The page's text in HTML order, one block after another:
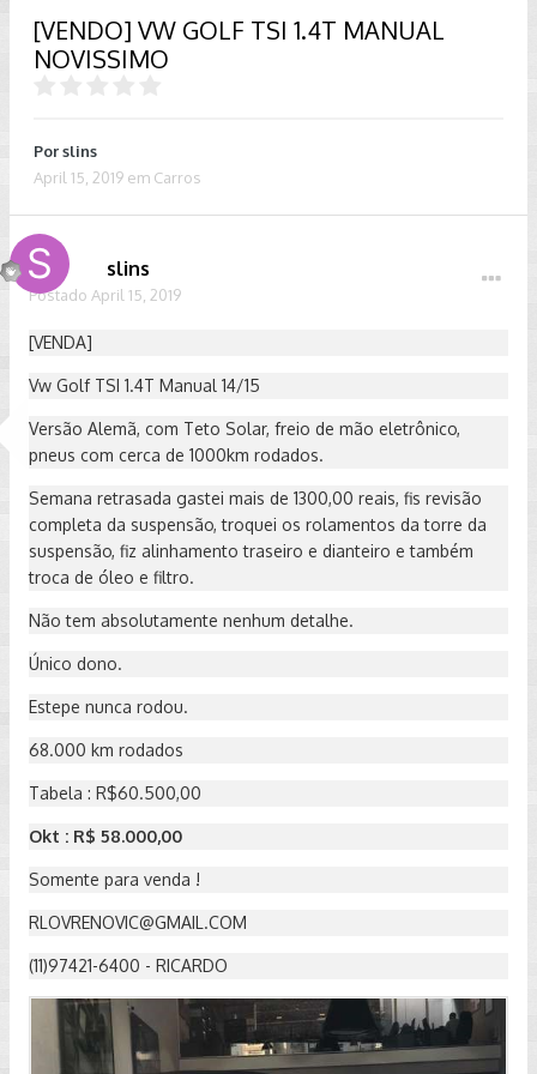
[VENDO] VW GOLF TSI 1.4T MANUAL
NOVISSIMO
Porslins
April 15, 2019 em Carros
slins
Postado April 15, 2019
[VENDA]
Vw Golf TSI 1.4T Manual 14/15
Versão Alemã, com Teto Solar, freio de mão eletrônico,
pneus com cerca de 1000km rodados.
Semana retrasada gastei mais de 1300,00 reais, fis revisão
completa da suspensão, troquei os rolamentos da torre da
suspensão, fiz alinhamento traseiro e dianteiro e também
troca de óleo e filtro.
Não tem absolutamente nenhum detalhe.
Único dono.
Estepe nunca rodou.
68.000 km rodados
Tabela : R$60.500,00
Okt : R$ 58.000,00
Somente para venda !
RLOVRENOVIC@GMAIL.COM
(11)97421-6400 - RICARDO